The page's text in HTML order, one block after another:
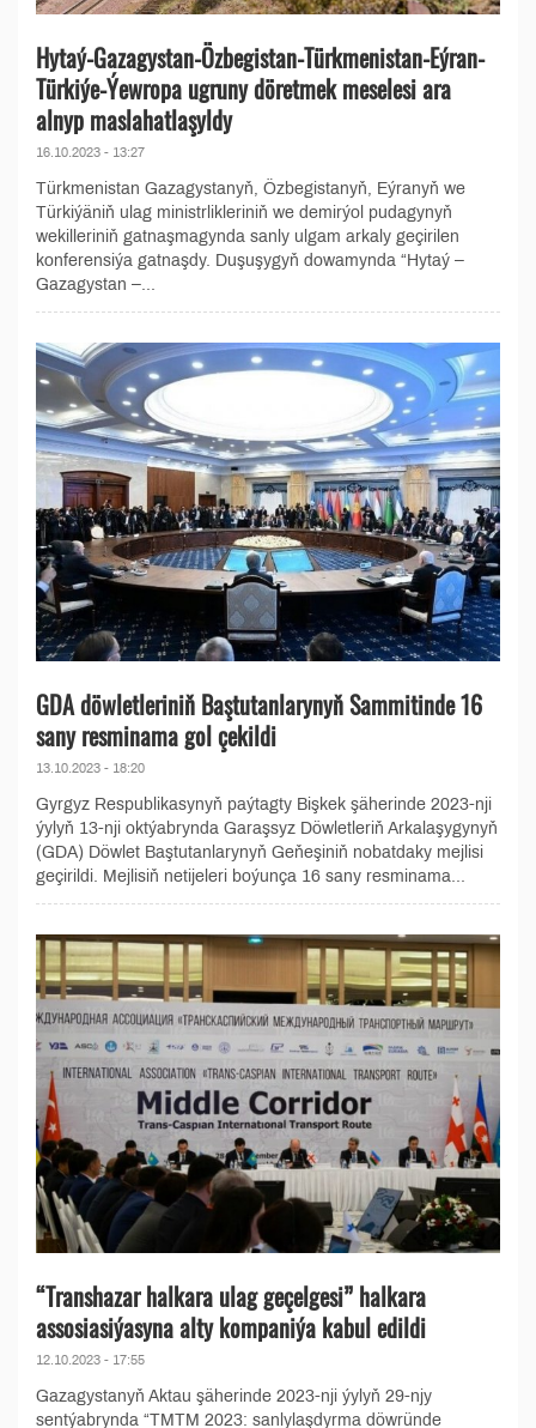
Hytaý-Gazagystan-Özbegistan-Türkmenistan-Eýran-
Türkiýe-Ýewropa ugruny döretmek meselesi ara
alnyp maslahatlaşyldy
16.10.2023 - 13:27
Türkmenistan Gazagystanyň, Özbegistanyň, Eýranyň we
Türkiýäniň ulag ministrlikleriniň we demirýol pudagynyň
wekilleriniň gatnaşmagynda sanly ulgam arkaly geçirilen
konferensiýa gatnaşdy. Duşuşygyň dowamynda “Hytaý –
Gazagystan –...
GDA döwletleriniň Baştutanlarynyň Sammitinde 16
sany resminama gol çekildi
13.10.2023 - 18:20
Gyrgyz Respublikasynyň paýtagty Bişkek şäherinde 2023-nji
ýylyň 13-nji oktýabrynda Garaşsyz Döwletleriň Arkalaşygynyň
(GDA) Döwlet Baştutanlarynyň Geňeşiniň nobatdaky mejlisi
geçirildi. Mejlisiň netijeleri boýunça 16 sany resminama...
“Transhazar halkara ulag geçelgesi” halkara
assosiasiýasyna alty kompaniýa kabul edildi
12.10.2023 - 17:55
Gazagystanyň Aktau şäherinde 2023-nji ýylyň 29-njy
sentýabrynda “ТMTM 2023: sanlylaşdyrma döwründe